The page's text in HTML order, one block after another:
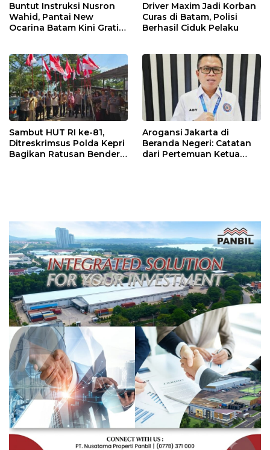
Buntut Instruksi Nusron
Wahid, Pantai New
Ocarina Batam Kini Gratis!
Driver Maxim Jadi Korban
Curas di Batam, Polisi
Berhasil Ciduk Pelaku
Sambut HUT RI ke-81,
Ditreskrimsus Polda Kepri
Bagikan Ratusan Bendera
Arogansi Jakarta di
Beranda Negeri: Catatan
dari Pertemuan Ketua